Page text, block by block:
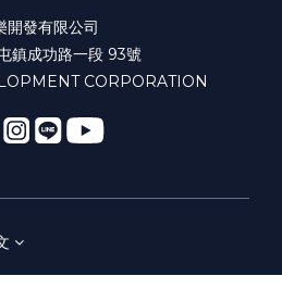
開發有限公司
鎮成功路一段 93號
CORPORATION